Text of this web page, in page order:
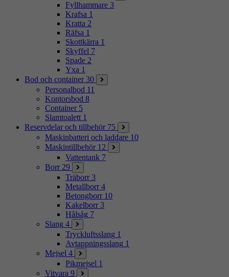
Fyllhammare 3
Krafsa 1
Kratta 2
Räfsa 1
Skottkärra 1
Skyffel 7
Spade 2
Yxa 1
Bod och container 30
Personalbod 11
Kontorsbod 8
Container 5
Slamtoalett 1
Reservdelar och tillbehör 75
Maskinbatteri och laddare 10
Maskintillbehör 12
Vattentank 7
Borr 29
Träborr 3
Metallborr 4
Betongborr 10
Kakelborr 3
Hålsåg 7
Slang 4
Tryckluftsslang 1
Avtappningsslang 1
Mejsel 4
Pikmejsel 1
Vitvara 9